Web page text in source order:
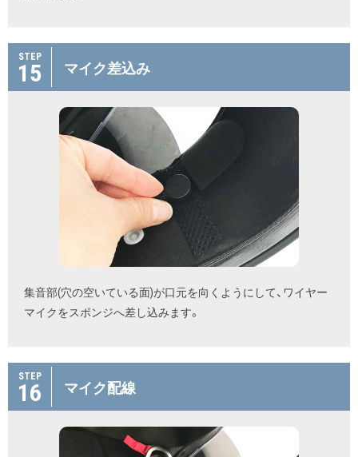
STEP
15 マイク差込み
集音部(穴の空いている面)が口元を向くようにして、ワイヤー
マイクをスポンジへ差し込みます。
STEP
16 マイク配線